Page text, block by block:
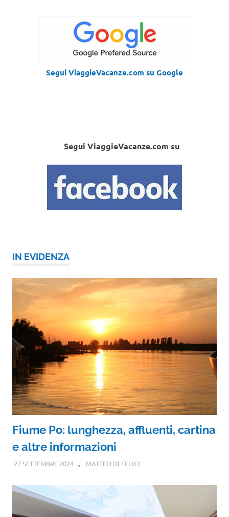
Segui ViaggieVacanze.com su Google
Segui ViaggieVacanze.com su
IN EVIDENZA
Fiume Po: lunghezza, affluenti, cartina
e altre informazioni
27 SETTEMBRE 2024 MATTEO DI FELICE